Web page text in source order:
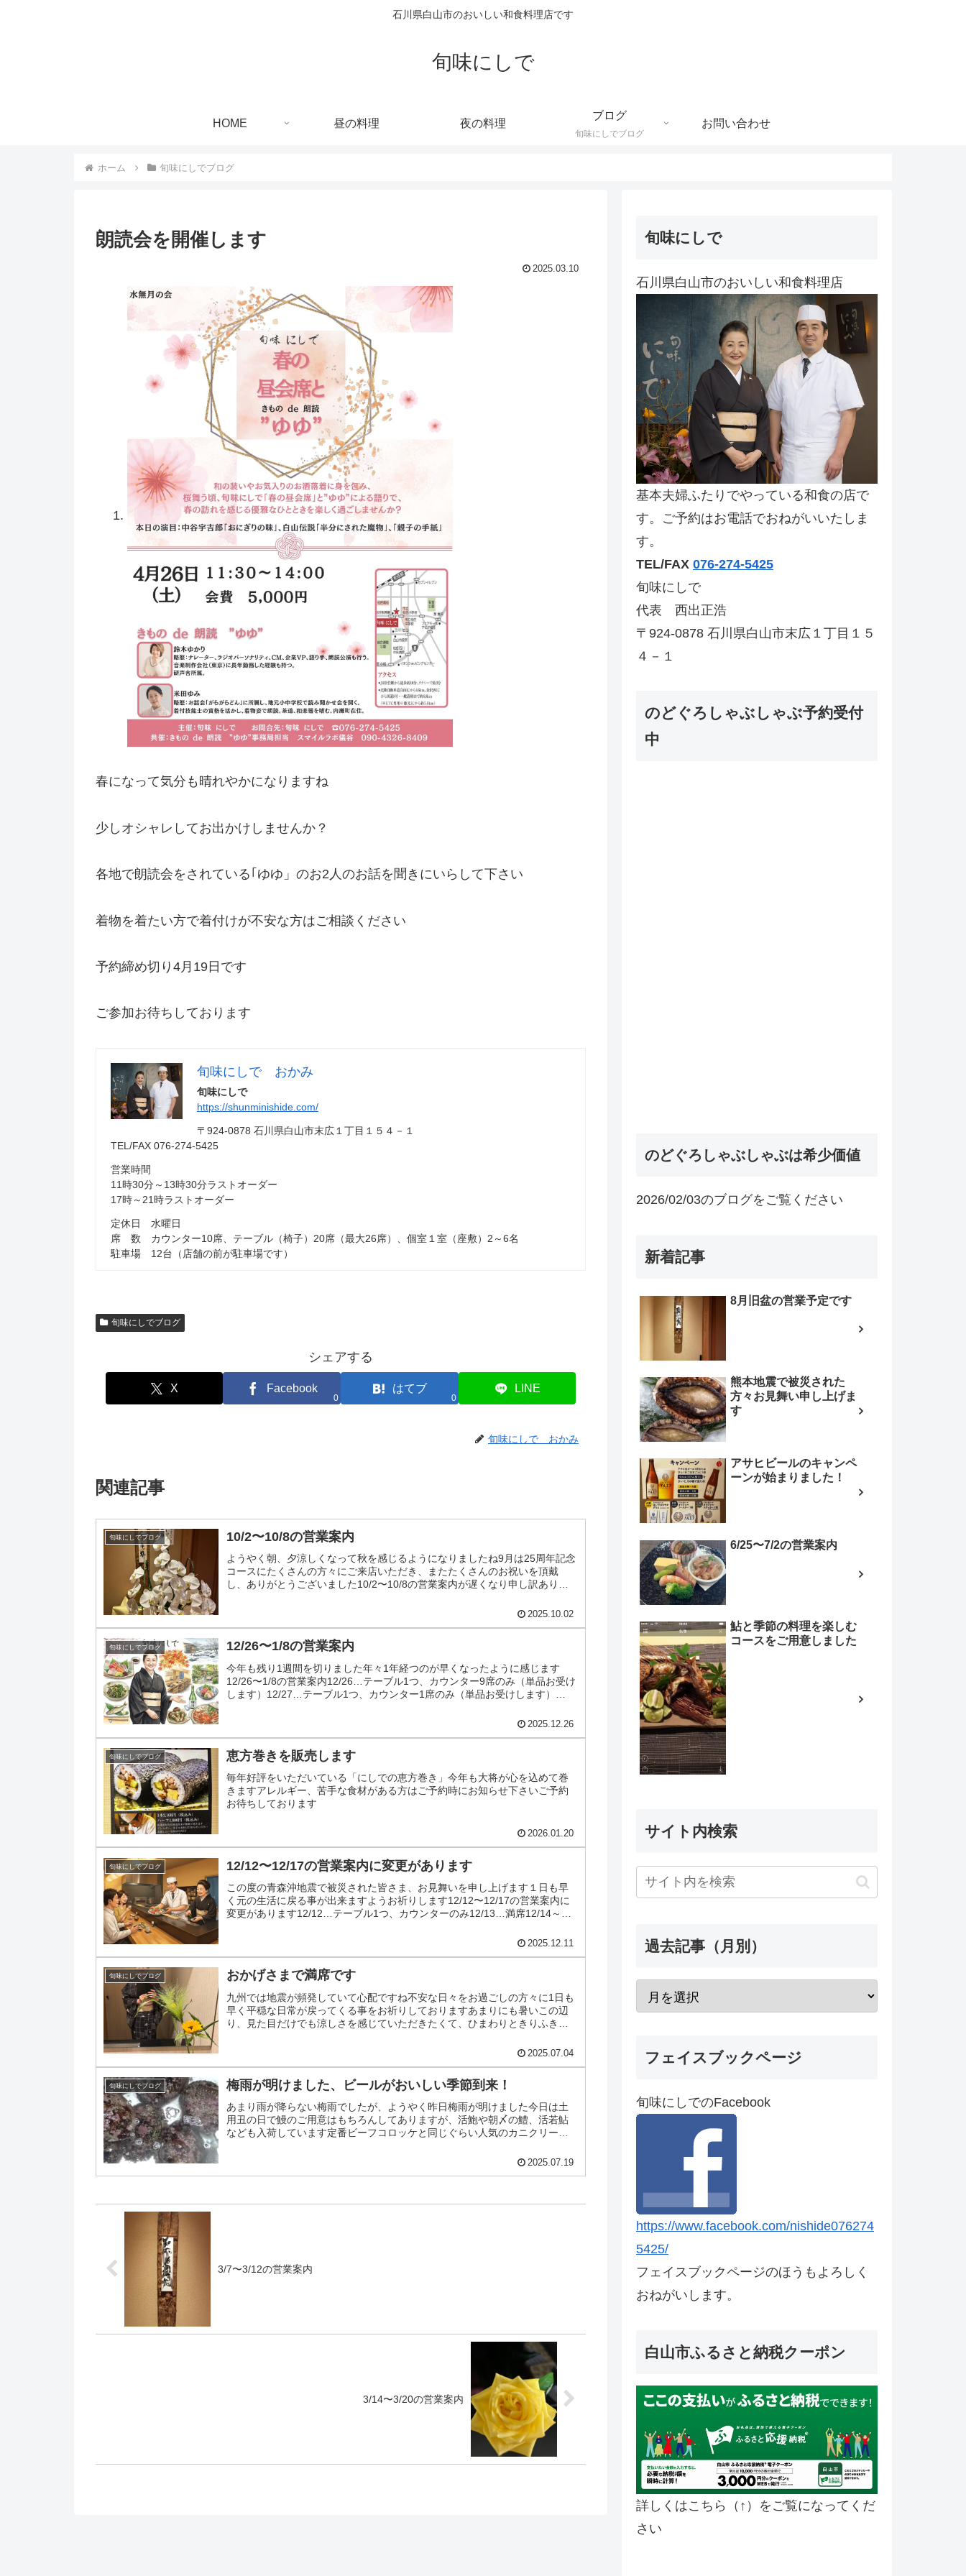
石川県白山市のおいしい和食料理店です
旬味にしで
HOME 昼の料理 夜の料理
ブログ
旬味にしでブログ
お問い合わせ
ホーム 旬味にしでブログ
朗読会を開催します
2025.03.10
春になって気分も晴れやかになりますね
少しオシャレしてお出かけしませんか？
各地で朗読会をされている｢ゆゆ」のお2人のお話を聞きにいらして下さい
着物を着たい方で着付けが不安な方はご相談ください
予約締め切り4月19日です
ご参加お待ちしております
旬味にしで おかみ
旬味にしで
https://shunminishide.com/
〒924-0878 石川県白山市末広１丁目１５４－１
TEL/FAX 076-274-5425
営業時間
11時30分～13時30分ラストオーダー
17時～21時ラストオーダー
定休日 水曜日
席 数 カウンター10席、テーブル（椅子）20席（最大26席）、個室１室（座敷）2～6名
駐車場 12台（店舗の前が駐車場です）
旬味にしでブログ
シェアする
X Facebook
0
はてブ
0
LINE
旬味にしで おかみ
関連記事
旬味にしでブログ 10/2〜10/8の営業案内
ようやく朝、夕涼しくなって秋を感じるようになりましたね9月は25周年記念
コースにたくさんの方々にご来店いただき、またたくさんのお祝いを頂戴
し、ありがとうございました10/2〜10/8の営業案内が遅くなり申し訳ありま
2025.10.02
旬味にしでブログ 12/26〜1/8の営業案内
今年も残り1週間を切りました年々1年経つのが早くなったように感じます
12/26〜1/8の営業案内12/26…テーブル1つ、カウンター9席のみ（単品お受け
します）12/27…テーブル1つ、カウンター1席のみ（単品お受けします）
2025.12.26
旬味にしでブログ 恵方巻きを販売します
毎年好評をいただいている「にしでの恵方巻き」今年も大将が心を込めて巻
きますアレルギー、苦手な食材がある方はご予約時にお知らせ下さいご予約
お待ちしております
2026.01.20
旬味にしでブログ 12/12〜12/17の営業案内に変更があります
この度の青森沖地震で被災された皆さま、お見舞いを申し上げます１日も早
く元の生活に戻る事が出来ますようお祈りします12/12〜12/17の営業案内に
変更があります12/12…テーブル1つ、カウンターのみ12/13…満席12/14～
2025.12.11
旬味にしでブログ おかげさまで満席です
九州では地震が頻発していて心配ですね不安な日々をお過ごしの方々に1日も
早く平穏な日常が戻ってくる事をお祈りしておりますあまりにも暑いこの辺
り、見た目だけでも涼しさを感じていただきたくて、ひまわりときりふき草
2025.07.04
旬味にしでブログ 梅雨が明けました、ビールがおいしい季節到来！
あまり雨が降らない梅雨でしたが、ようやく昨日梅雨が明けました今日は土
用丑の日で鰻のご用意はもちろんしてありますが、活鮑や朝〆の鱧、活若鮎
なども入荷しています定番ビーフコロッケと同じぐらい人気のカニクリーム
2025.07.19
3/7〜3/12の営業案内
3/14〜3/20の営業案内
旬味にしで
石川県白山市のおいしい和食料理店
基本夫婦ふたりでやっている和食の店で
す。ご予約はお電話でおねがいいたしま
す。
TEL/FAX 076-274-5425
旬味にしで
代表 西出正浩
〒924-0878 石川県白山市末広１丁目１５
４－１
のどぐろしゃぶしゃぶ予約受付
中
のどぐろしゃぶしゃぶは希少価値
2026/02/03のブログをご覧ください
新着記事
8月旧盆の営業予定です
熊本地震で被災された
方々お見舞い申し上げま
す
アサヒビールのキャンペ
ーンが始まりました！
6/25〜7/2の営業案内
鮎と季節の料理を楽しむ
コースをご用意しました
サイト内検索
過去記事（月別）
フェイスブックページ
旬味にしでのFacebook
https://www.facebook.com/nishide076274
5425/
フェイスブックページのほうもよろしく
おねがいします。
白山市ふるさと納税クーポン
詳しくはこちら（↑）をご覧になってくだ
さい